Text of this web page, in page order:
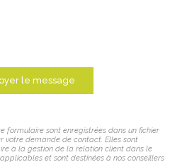
le message
formulaire sont enregistrées dans un fichier
votre demande de contact. Elles sont
à la gestion de la relation client dans le
et sont destinées à nos conseillers